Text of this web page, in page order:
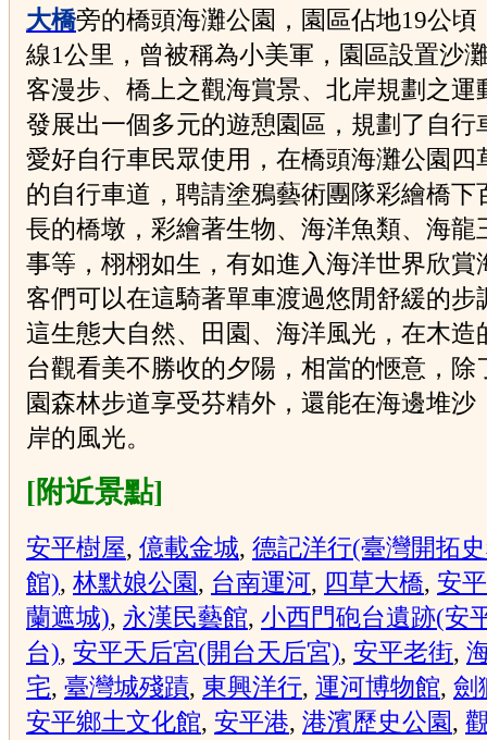
大橋旁的橋頭海灘公園，園區佔地19公頃
線1公里，曾被稱為小美軍，園區設置沙
客漫步、橋上之觀海賞景、北岸規劃之運
發展出一個多元的遊憩園區，規劃了自行
愛好自行車民眾使用，在橋頭海灘公園四
的自行車道，聘請塗鴉藝術團隊彩繪橋下
長的橋墩，彩繪著生物、海洋魚類、海龍
事等，栩栩如生，有如進入海洋世界欣賞
客們可以在這騎著單車渡過悠閒舒緩的步
這生態大自然、田園、海洋風光，在木造
台觀看美不勝收的夕陽，相當的愜意，除
園森林步道享受芬精外，還能在海邊堆沙
岸的風光。
[附近景點]
安平樹屋, 億載金城, 德記洋行(臺灣開拓
館), 林默娘公園, 台南運河, 四草大橋, 安
蘭遮城), 永漢民藝館, 小西門砲台遺跡(安
台), 安平天后宮(開台天后宮), 安平老街,
宅, 臺灣城殘蹟, 東興洋行, 運河博物館, 劍
安平鄉土文化館, 安平港, 港濱歷史公園,